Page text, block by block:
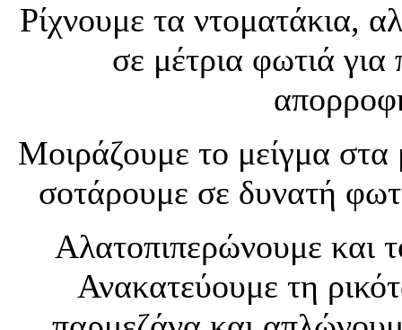
Ρίχνουμε τα ντοματάκια,
σε μέτρια φωτιά
Μοιράζουμε το μείγμα
σοτάρουμε σε δυνατή
Αλατοπιπερώνουμε και
Ανακατεύουμε τη